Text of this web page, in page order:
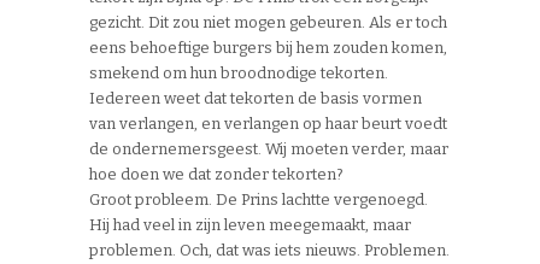
gezicht. Dit zou niet mogen gebeuren. Als er toch
eens behoeftige burgers bij hem zouden komen,
smekend om hun broodnodige tekorten.
Iedereen weet dat tekorten de basis vormen
van verlangen, en verlangen op haar beurt voedt
de ondernemersgeest. Wij moeten verder, maar
hoe doen we dat zonder tekorten?
Groot probleem. De Prins lachtte vergenoegd.
Hij had veel in zijn leven meegemaakt, maar
problemen. Och, dat was iets nieuws. Problemen.